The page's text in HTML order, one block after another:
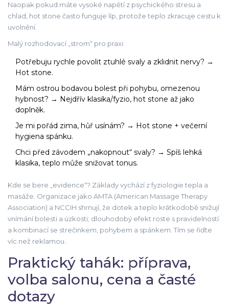
Naopak pokud máte vysoké napětí z psychického stresu a
chlad, hot stone často funguje líp, protože teplo zkracuje cestu k
uvolnění.
Malý rozhodovací „strom“ pro praxi:
Potřebuju rychle povolit ztuhlé svaly a zklidnit nervy? →
Hot stone.
Mám ostrou bodavou bolest při pohybu, omezenou
hybnost? → Nejdřív klasika/fyzio, hot stone až jako
doplněk.
Je mi pořád zima, hůř usínám? → Hot stone + večerní
hygiena spánku.
Chci před závodem „nakopnout“ svaly? → Spíš lehká
klasika, teplo může snižovat tonus.
Kde se bere „evidence“? Základy vychází z fyziologie tepla a
masáže. Organizace jako AMTA (American Massage Therapy
Association) a NCCIH shrnují, že dotek a teplo krátkodobě snižují
vnímání bolesti a úzkosti; dlouhodobý efekt roste s pravidelností
a kombinací se strečinkem, pohybem a spánkem. Tím se řiďte
víc než reklamou.
Praktický tahák: příprava,
volba salonu, cena a časté
dotazy